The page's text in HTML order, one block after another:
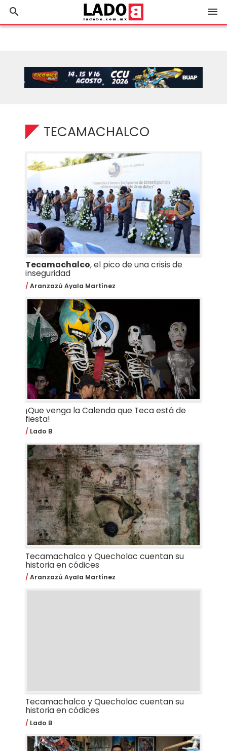
search menu
TECAMACHALCO
Tecamachalco, el pico de una crisis de
inseguridad
Aranzazú Ayala Martínez
¡Que venga la Calenda que Teca está de
fiesta!
Lado B
Tecamachalco y Quecholac cuentan su
historia en códices
Aranzazú Ayala Martínez
Tecamachalco y Quecholac cuentan su
historia en códices
Lado B